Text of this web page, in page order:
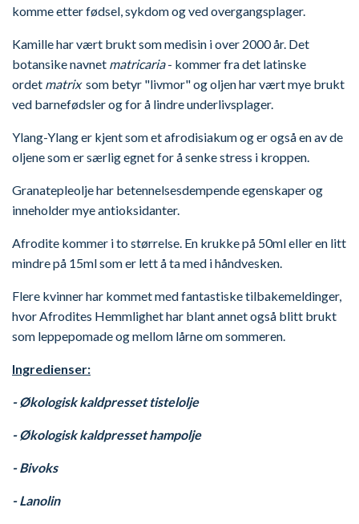
komme etter fødsel, sykdom og ved overgangsplager.
Kamille har vært brukt som medisin i over 2000 år. Det
botansike navnet matricaria- kommer fra det latinske
ordet matrixsom betyr "livmor" og oljen har vært mye brukt
ved barnefødsler og for å lindre underlivsplager.
Ylang-Ylang er kjent som et afrodisiakum og er også en av de
oljene som er særlig egnet for å senke stress i kroppen.
Granatepleolje har betennelsesdempende egenskaper og
inneholder mye antioksidanter.
Afrodite kommer i to størrelse. En krukke på 50ml eller en litt
mindre på 15ml som er lett å ta med i håndvesken.
Flere kvinner har kommet med fantastiske tilbakemeldinger,
hvor Afrodites Hemmlighet har blant annet også blitt brukt
som leppepomade og mellom lårne om sommeren.
Ingredienser:
- Økologisk kaldpresset tistelolje
- Økologisk kaldpresset hampolje
- Bivoks
- Lanolin